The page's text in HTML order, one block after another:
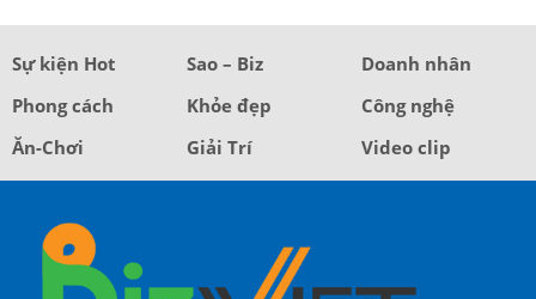
Sự kiện Hot Sao – Biz
Doanh nhân
Phong cách
Khỏe đẹp
Công nghệ
Ăn-Chơi
Giải Trí Video clip